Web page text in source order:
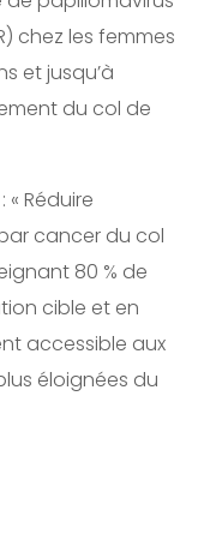
chez les femmes
et jusqu’à
du col de
Réduire
cancer du col
80 % de
cible et en
accessible aux
éloignées du